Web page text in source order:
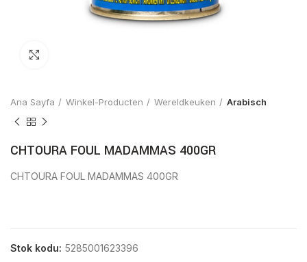
Ana Sayfa Winkel-Producten Wereldkeuken Arabisch
CHTOURA FOUL MADAMMAS 400GR
CHTOURA FOUL MADAMMAS 400GR
Stok kodu: 5285001623396